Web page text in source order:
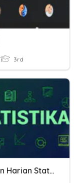
3rd
Ulangan Harian Statistika